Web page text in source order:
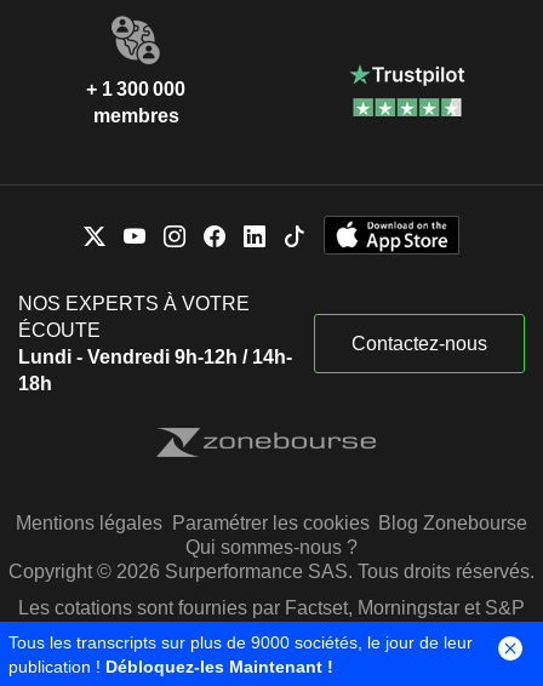
+ 1 300 000
membres
NOS EXPERTS À VOTRE
ÉCOUTE
Lundi - Vendredi 9h-12h / 14h-
18h
Contactez-nous
Mentions légales Paramétrer les cookies Blog Zonebourse
Qui sommes-nous ?
Copyright © 2026 Surperformance SAS. Tous droits réservés.
Les cotations sont fournies par Factset, Morningstar et S&P
Capital IQ
Tous les transcripts sur plus de 9000 sociétés, le jour de leur
publication ! Débloquez-les Maintenant !